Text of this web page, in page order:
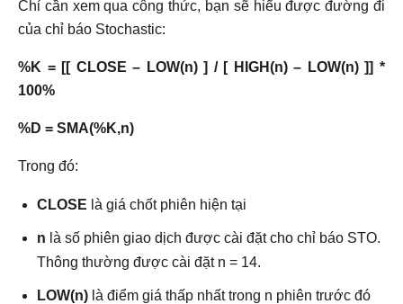
Chỉ cần xem qua công thức, bạn sẽ hiểu được đường đi
của chỉ báo Stochastic:
%K = [[ CLOSE – LOW(n) ] / [ HIGH(n) – LOW(n) ]] *
100%
%D = SMA(%K,n)
Trong đó:
CLOSE là giá chốt phiên hiện tại
n là số phiên giao dịch được cài đặt cho chỉ báo STO.
Thông thường được cài đặt n = 14.
LOW(n) là điểm giá thấp nhất trong n phiên trước đó